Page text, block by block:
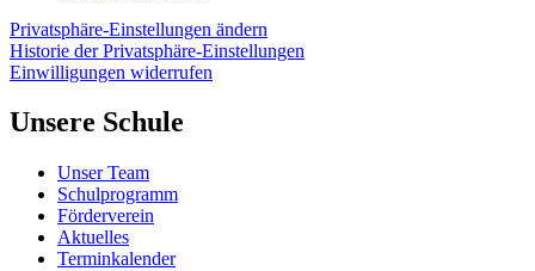
Privatsphäre-Einstellungen ändern
Historie der Privatsphäre-Einstellungen
Einwilligungen widerrufen
Unsere Schule
Unser Team
Schulprogramm
Förderverein
Aktuelles
Terminkalender